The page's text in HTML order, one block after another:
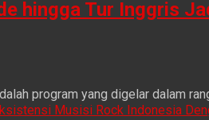
hingga Tur Inggris
program yang digelar dalam